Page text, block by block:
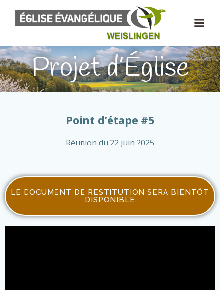
au
contenu
Projet d’Église
Point d’étape #5
Réunion du 22 juin 2025
LE DOCUMENT DE RESTITUTION SERA BIENTÔT
DISPONIBLE